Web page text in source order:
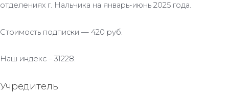
отделениях г. Нальчика на январь-июнь 2025 года.
Стоимость подписки — 420 руб.
Наш индекс – 31228.
Учредитель